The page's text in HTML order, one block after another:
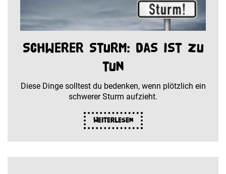
Schwerer Sturm: Das ist zu
tun
Diese Dinge solltest du bedenken, wenn plötzlich ein
schwerer Sturm aufzieht.
Weiterlesen